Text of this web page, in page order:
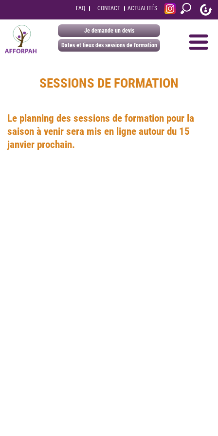
SESSIONS DE FORMATION
Le planning des sessions de formation pour la
saison à venir sera mis en ligne autour du 15
janvier prochain.
FAQ CONTACT ACTUALITÉS
Dates et lieux des sessions de formation
Je demande un devis